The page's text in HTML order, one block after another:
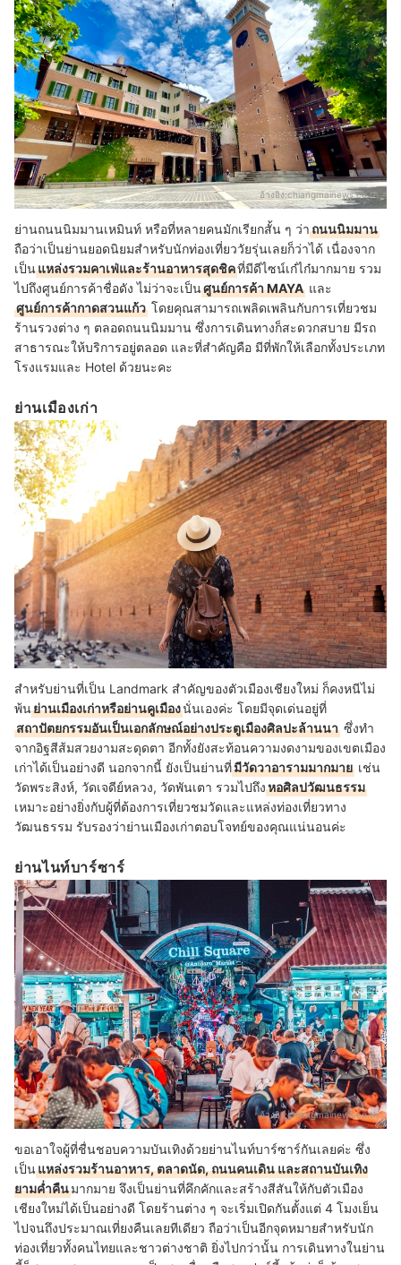
อ้างอิง:chiangmainews.co.th
ย่านถนนนิมมานเหมินท์ หรือที่หลายคนมักเรียกสั้น ๆ ว่าถนนนิมมาน
ถือว่าเป็นย่านยอดนิยมสำหรับนักท่องเที่ยววัยรุ่นเลยก็ว่าได้ เนื่องจาก
เป็นแหล่งรวมคาเฟ่และร้านอาหารสุดชิคที่มีดีไซน์เก๋ไก๋มากมาย รวม
ไปถึงศูนย์การค้าชื่อดัง ไม่ว่าจะเป็นศูนย์การค้า MAYA และ
ศูนย์การค้ากาดสวนแก้ว โดยคุณสามารถเพลิดเพลินกับการเที่ยวชม
ร้านรวงต่าง ๆ ตลอดถนนนิมมาน ซึ่งการเดินทางก็สะดวกสบาย มีรถ
สาธารณะให้บริการอยู่ตลอด และที่สำคัญคือ มีที่พักให้เลือกทั้งประเภท
โรงแรมและ Hotel ด้วยนะคะ
ย่านเมืองเก่า
สำหรับย่านที่เป็น Landmark สำคัญของตัวเมืองเชียงใหม่ ก็คงหนีไม่
พ้นย่านเมืองเก่าหรือย่านคูเมืองนั่นเองค่ะ โดยมีจุดเด่นอยู่ที่
สถาปัตยกรรมอันเป็นเอกลักษณ์อย่างประตูเมืองศิลปะล้านนา ซึ่งทำ
จากอิฐสีส้มสวยงามสะดุดตา อีกทั้งยังสะท้อนความงดงามของเขตเมือง
เก่าได้เป็นอย่างดี นอกจากนี้ ยังเป็นย่านที่มีวัดวาอารามมากมาย เช่น
วัดพระสิงห์, วัดเจดีย์หลวง, วัดพันเตา รวมไปถึงหอศิลปวัฒนธรรม
เหมาะอย่างยิ่งกับผู้ที่ต้องการเที่ยวชมวัดและแหล่งท่องเที่ยวทาง
วัฒนธรรม รับรองว่าย่านเมืองเก่าตอบโจทย์ของคุณแน่นอนค่ะ
ย่านไนท์บาร์ซาร์
อ้างอิง:chiangmainews.co.th
ขอเอาใจผู้ที่ชื่นชอบความบันเทิงด้วยย่านไนท์บาร์ซาร์กันเลยค่ะ ซึ่ง
เป็นแหล่งรวมร้านอาหาร, ตลาดนัด, ถนนคนเดิน และสถานบันเทิง
ยามค่ำคืนมากมาย จึงเป็นย่านที่คึกคักและสร้างสีสันให้กับตัวเมือง
เชียงใหม่ได้เป็นอย่างดี โดยร้านต่าง ๆ จะเริ่มเปิดกันตั้งแต่ 4 โมงเย็น
ไปจนถึงประมาณเที่ยงคืนเลยทีเดียว ถือว่าเป็นอีกจุดหมายสำหรับนัก
ท่องเที่ยวทั้งคนไทยและชาวต่างชาติ ยิ่งไปกว่านั้น การเดินทางในย่าน